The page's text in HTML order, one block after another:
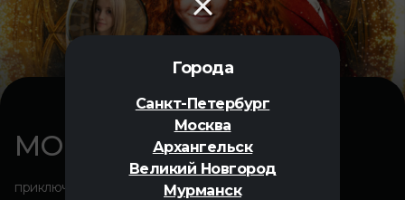
Города
Санкт-Петербург
Москва
Архангельск
Великий Новгород
Мурманск
МОМО
приключения